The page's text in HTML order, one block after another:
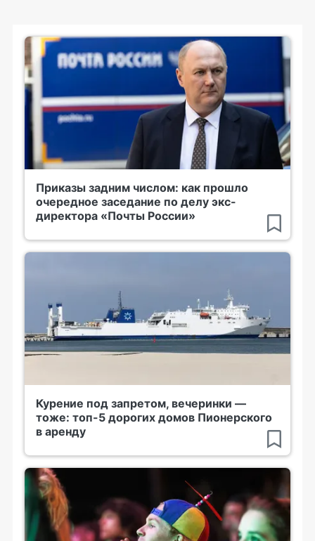
Приказы задним числом: как прошло
очередное заседание по делу экс-
директора «Почты России»
Курение под запретом, вечеринки —
тоже: топ-5 дорогих домов Пионерского
в аренду